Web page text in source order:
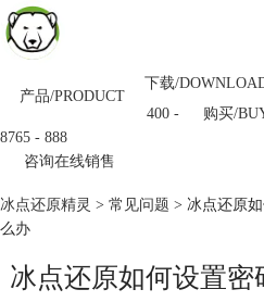
产品/PRODUCT
下载/
购买/
400 -
8765 - 888
咨询在线销售
冰点还原精灵 > 常见问题 > 冰点还原
么办
冰点还原如何设置